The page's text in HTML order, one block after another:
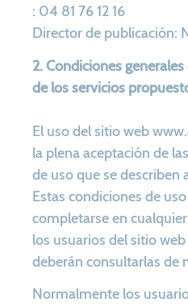
: 04 81 76 12 16
Director de publicación:
2. Condiciones
de los servicios
El uso del sitio web
la plena aceptación de
de uso que se describen
Estas condiciones de
completarse en
los usuarios del sitio
deberán consultarlas de
Normalmente los